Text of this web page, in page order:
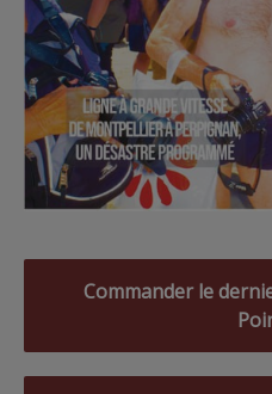
Commander le